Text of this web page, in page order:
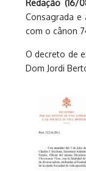
Redação (16/
Consagrada e
com o cânon
O decreto de
Dom Jordi